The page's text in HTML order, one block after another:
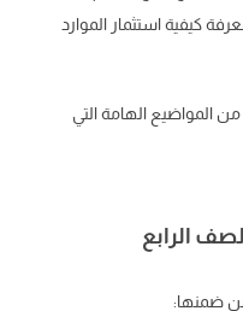
كيفية استثمار الموارد
من المواضيع الهامة التي
الرابع
من ضمنها: